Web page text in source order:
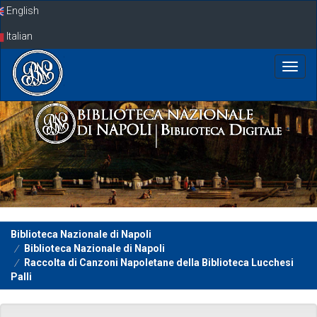
SkipEnglish
Italian
Biblioteca Nazionale di Napoli
Biblioteca Nazionale di Napoli
Raccolta di Canzoni Napoletane della Biblioteca Lucchesi
Palli